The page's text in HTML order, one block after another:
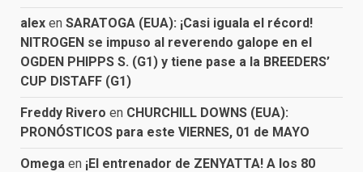
alex en SARATOGA (EUA): ¡Casi iguala el récord!
NITROGEN se impuso al reverendo galope en el
OGDEN PHIPPS S. (G1) y tiene pase a la BREEDERS’
CUP DISTAFF (G1)
Freddy Rivero en CHURCHILL DOWNS (EUA):
PRONÓSTICOS para este VIERNES, 01 de MAYO
Omega en ¡El entrenador de ZENYATTA! A los 80